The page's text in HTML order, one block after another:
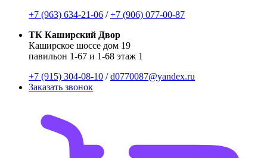
+7 (963) 634-21-06 /+7 (906) 077-00-87
ТК Каширский Двор
Каширское шоссе дом 19
павильон 1-67 и 1-68 этаж 1
+7 (915) 304-08-10 /d0770087@yandex.ru
Заказать звонок